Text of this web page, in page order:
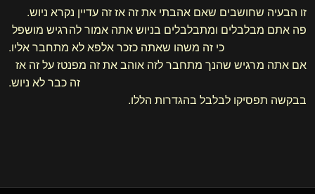
זו הבעיה שחושבים שאם אהבתי את זה אז זה עדיין נקרא ניוש.
פה אתם מבלבלים ומתבלבלים בניוש אתה אמור להרגיש מושפל
כי זה משהו שאתה כזכר אלפא לא מתחבר אליו.
אם אתה מרגיש שהנך מתחבר לזה אוהב את זה מפנטז על זה אז
זה כבר לא ניוש.
בבקשה תפסיקו לבלבל בהגדרות הללו.